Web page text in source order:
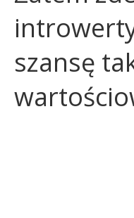
szansę